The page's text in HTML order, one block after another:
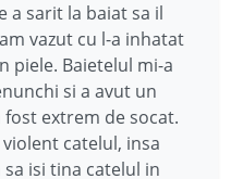
a sarit la baiat sa il
vazut cu l-a inhatat
piele. Baietelul mi-a
si a avut un
fost extrem de socat.
catelul, insa
isi tina catelul in